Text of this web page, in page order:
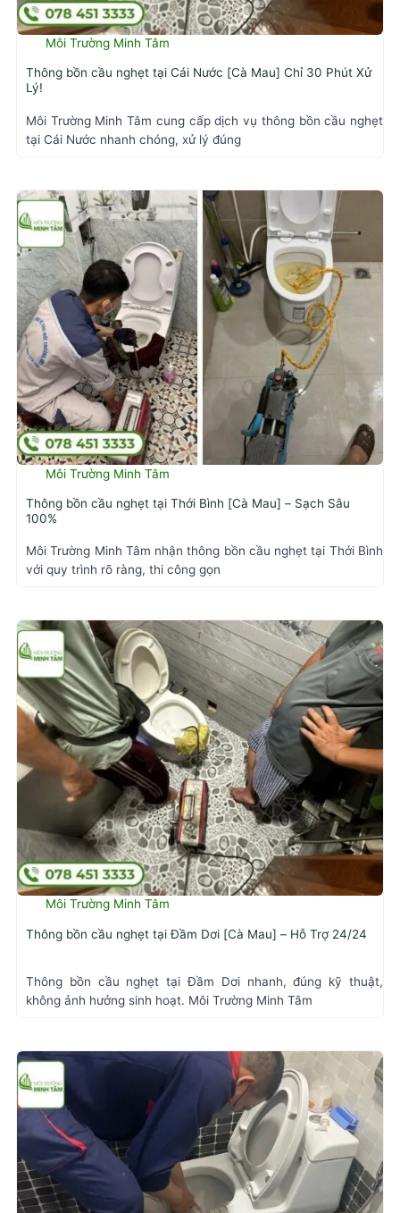
Môi Trường Minh Tâm
Thông bồn cầu nghẹt tại Cái Nước [Cà Mau] Chỉ 30 Phút Xử
Lý!
Môi Trường Minh Tâm cung cấp dịch vụ thông bồn cầu nghẹt
tại Cái Nước nhanh chóng, xử lý đúng
Môi Trường Minh Tâm
Thông bồn cầu nghẹt tại Thới Bình [Cà Mau] – Sạch Sâu
100%
Môi Trường Minh Tâm nhận thông bồn cầu nghẹt tại Thới Bình
với quy trình rõ ràng, thi công gọn
Môi Trường Minh Tâm
Thông bồn cầu nghẹt tại Đầm Dơi [Cà Mau] – Hỗ Trợ 24/24
Thông bồn cầu nghẹt tại Đầm Dơi nhanh, đúng kỹ thuật,
không ảnh hưởng sinh hoạt. Môi Trường Minh Tâm